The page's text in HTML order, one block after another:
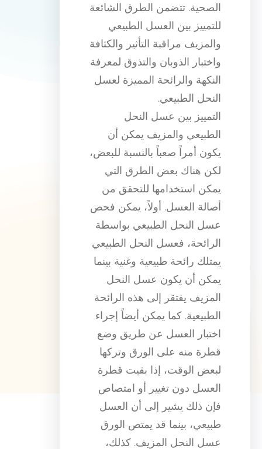
الصحية. تتضمن الطرق الشائعة
للتمييز بين العسل الطبيعي
والمزيف مراقبة التأثير والكثافة
واختبار الذوبان والتذوق لمعرفة
النكهة والرائحة المميزة لعسل
النحل الطبيعي.
التمييز بين عسل النحل
الطبيعي والمزيف يمكن أن
يكون أمراً صعباً بالنسبة للبعض،
لكن هناك بعض الطرق التي
يمكن استخدامها للتحقق من
أصالة العسل. أولاً، يمكن فحص
عسل النحل الطبيعي بواسطة
الرائحة، فعسل النحل الطبيعي
يمتلك رائحة طبيعية وغنية بينما
يمكن أن يكون عسل النحل
المزيف يفتقر إلى هذه الرائحة
الطبيعية. كما يمكن أيضاً إجراء
اختبار العسل عن طريق وضع
قطرة منه على الورق وتركها
لبعض الوقت، إذا بقيت قطرة
العسل دون تغيير أو امتصاص
فإن ذلك يشير إلى أن العسل
طبيعي، بينما قد يمتص الورق
عسل النحل المزيف. كذلك،